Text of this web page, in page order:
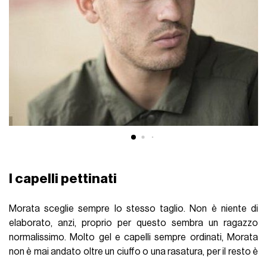
I capelli pettinati
Morata sceglie sempre lo stesso taglio. Non è niente di
elaborato, anzi, proprio per questo sembra un ragazzo
normalissimo. Molto gel e capelli sempre ordinati, Morata
non è mai andato oltre un ciuffo o una rasatura, per il resto è